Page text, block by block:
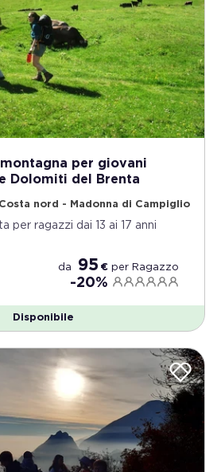
per giovani
Dolomiti del Brenta
nord - Madonna di Campiglio
per ragazzi dai 13 ai 17 anni
da 95 € per Ragazzo
-20%
Disponibile